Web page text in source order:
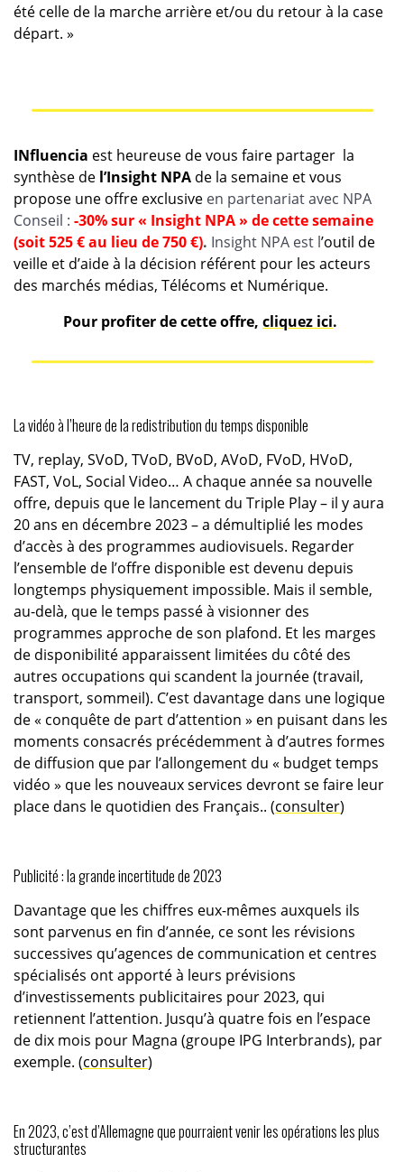
été celle de la marche arrière et/ou du retour à la case
départ. »
INfluencia est heureuse de vous faire partager la
synthèse de l’Insight NPAde la semaine et vous
propose une offre exclusive en partenariat avec NPA
Conseil : -30% sur « Insight NPA » de cette semaine
(soit 525 € au lieu de 750 €). Insight NPA est l’outil de
veille et d’aide à la décision référent pour les acteurs
des marchés médias, Télécoms et Numérique.
Pour profiter de cette offre, cliquez ici.
La vidéo à l’heure de la redistribution du temps disponible
TV, replay, SVoD, TVoD, BVoD, AVoD, FVoD, HVoD,
FAST, VoL, Social Video… A chaque année sa nouvelle
offre, depuis que le lancement du Triple Play – il y aura
20 ans en décembre 2023 – a démultiplié les modes
d’accès à des programmes audiovisuels. Regarder
l’ensemble de l’offre disponible est devenu depuis
longtemps physiquement impossible. Mais il semble,
au-delà, que le temps passé à visionner des
programmes approche de son plafond. Et les marges
de disponibilité apparaissent limitées du côté des
autres occupations qui scandent la journée (travail,
transport, sommeil). C’est davantage dans une logique
de « conquête de part d’attention » en puisant dans les
moments consacrés précédemment à d’autres formes
de diffusion que par l’allongement du « budget temps
vidéo » que les nouveaux services devront se faire leur
place dans le quotidien des Français.. (consulter)
Publicité : la grande incertitude de 2023
Davantage que les chiffres eux-mêmes auxquels ils
sont parvenus en fin d’année, ce sont les révisions
successives qu’agences de communication et centres
spécialisés ont apporté à leurs prévisions
d’investissements publicitaires pour 2023, qui
retiennent l’attention. Jusqu’à quatre fois en l’espace
de dix mois pour Magna (groupe IPG Interbrands), par
exemple. (consulter)
En 2023, c’est d’Allemagne que pourraient venir les opérations les plus
structurantes